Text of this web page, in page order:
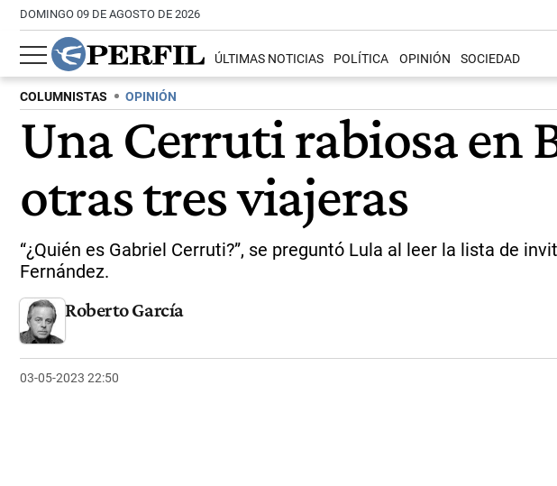
DOMINGO 09 DE AGOSTO DE 2026
ÚLTIMAS NOTICIAS POLÍTICA OPINIÓN SOCIEDAD
COLUMNISTAS OPINIÓN
Una Cerruti rabiosa en
otras tres viajeras
“¿Quién es Gabriel Cerruti?”, se preguntó Lula al leer la lista de
Fernández.
Roberto García
03-05-2023 22:50